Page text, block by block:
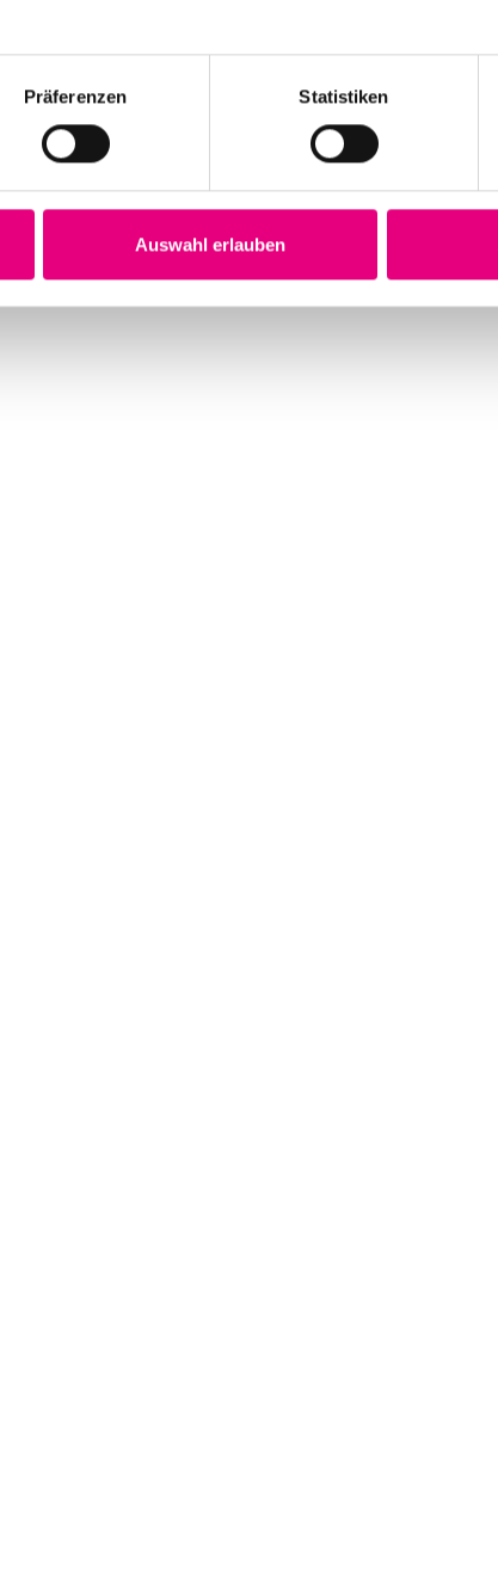
Präferenzen Statistiken
Auswahl erlauben